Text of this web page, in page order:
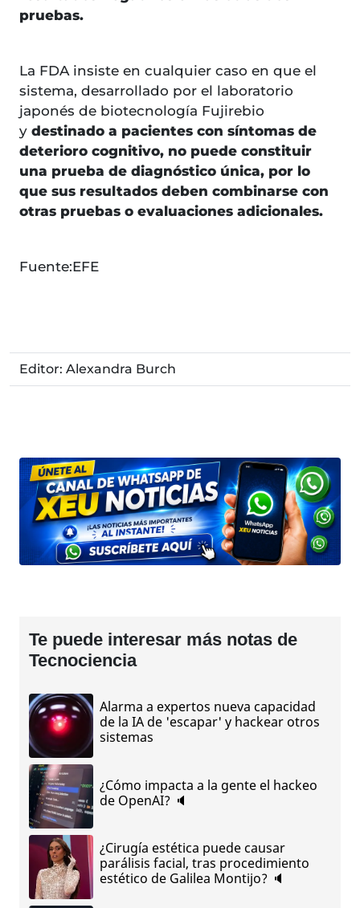
pruebas.
La FDA insiste en cualquier caso en que el
sistema, desarrollado por el laboratorio
japonés de biotecnología Fujirebio
y destinado a pacientes con síntomas de
deterioro cognitivo, no puede constituir
una prueba de diagnóstico única, por lo
que sus resultados deben combinarse con
otras pruebas o evaluaciones adicionales.
Fuente:EFE
Editor: Alexandra Burch
Te puede interesar más notas de
Tecnociencia
Alarma a expertos nueva capacidad
de la IA de 'escapar' y hackear otros
sistemas
¿Cómo impacta a la gente el hackeo
de OpenAI? 🔈
¿Cirugía estética puede causar
parálisis facial, tras procedimiento
estético de Galilea Montijo? 🔈